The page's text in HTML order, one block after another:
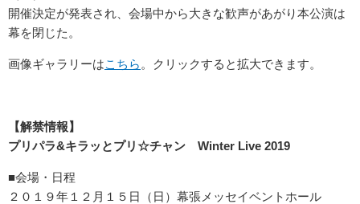
開催決定が発表され、会場中から大きな歓声があがり本公演は
幕を閉じた。
画像ギャラリーはこちら 。クリックすると拡大できます。
【解禁情報】
プリパラ&キラッとプリ☆チャン Winter Live 2019
■会場・日程
２０１９年１２月１５日（日）幕張メッセイベントホール